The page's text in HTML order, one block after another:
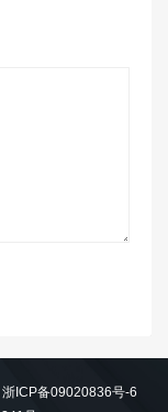
浙ICP备09020836号-6